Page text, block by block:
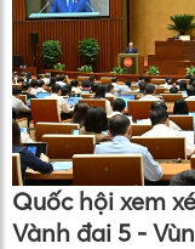
Quốc hội xem
Vành đai 5 -